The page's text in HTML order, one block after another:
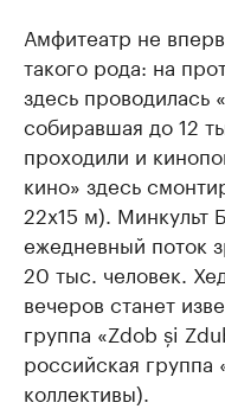
Амфитеатр не
такого рода: на
здесь проводилась
собиравшая до 12
проходили и
кино» здесь
22х15 м). Минкульт
ежедневный поток
20 тыс. человек.
вечеров станет
группа «Zdob și
российская группа
коллективы).